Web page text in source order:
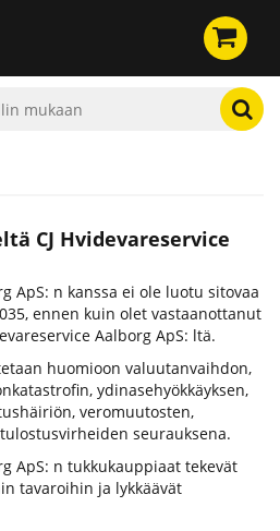
CJ Hvidevareservice
ApS: n kanssa ei ole luotu sitovaa
ennen kuin olet vastaanottanut
Aalborg ApS: ltä.
huomioon valuutanvaihdon,
ydinasehyökkäyksen,
veromuutosten,
seurauksena.
ApS: n tukkukauppiaat tekevät
tavaroihin ja lykkäävät